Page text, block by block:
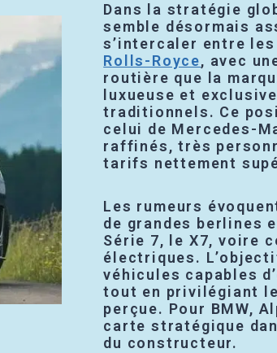
Dans la stratégie
semble désormais
s’intercaler entre les
Rolls-Royce, avec
routière que la
luxueuse et
traditionnels. Ce
celui de Mercedes-
raffinés, très
tarifs nettement
Les rumeurs
de grandes berlines
Série 7, le X7, voire
électriques.
véhicules capables
tout en privilégiant
perçue. Pour BMW,
carte stratégique
du constructeur.